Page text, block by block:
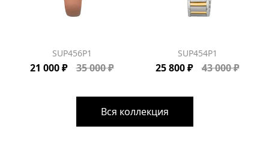
SUP456P1
21 000 ₽ 35 000 ₽
SUP454P1
25 800 ₽ 43 000 ₽
Вся коллекция